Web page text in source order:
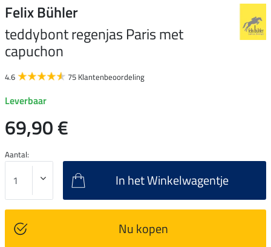
Felix Bühler
teddybont regenjas Paris met
capuchon
4.6 75 Klantenbeoordeling
Leverbaar
69,90 €
Aantal:
In het Winkelwagentje
Nu kopen